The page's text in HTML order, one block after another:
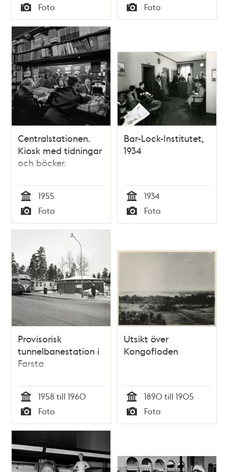
Tid
Typ
Foto
Tid
Typ
Foto
Centralstationen.
Kiosk med tidningar
och böcker.
Tid
1955
Typ
Foto
Bar-Lock-Institutet,
1934
Tid
1934
Typ
Foto
Provisorisk
tunnelbanestation i
Farsta
Tid
1958 till 1960
Typ
Foto
Utsikt över
Kongofloden
Tid
1890 till 1905
Typ
Foto